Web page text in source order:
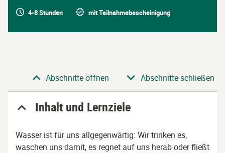
4-8 Stunden mit Teilnahmebescheinigung
AbschnittAbschnitte öffnen Abschnitte schließen
Inhalt und Lernziele
Wasser ist für uns allgegenwärtig: Wir trinken es,
waschen uns damit, es regnet auf uns herab oder fließt